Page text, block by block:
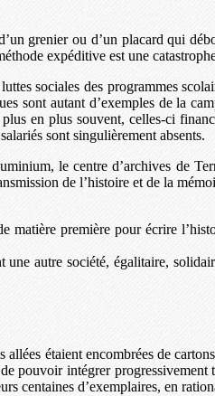
grenier ou d’un placard qui
expéditive est une
sociales des programmes
sont autant d’exemples de la
en plus souvent, celles-ci
sont singulièrement absents.
le centre d’archives de
de l’histoire et de la
première pour écrire
autre société, égalitaire,
étaient encombrées de
pouvoir intégrer
centaines d’exemplaires, en